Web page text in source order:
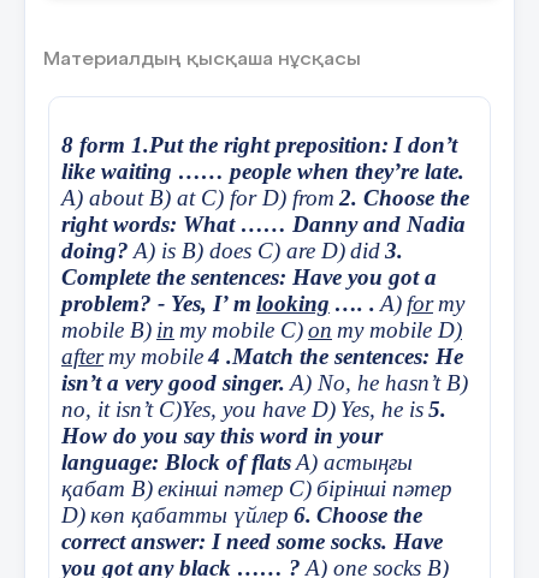
11 слайд
Play computer games | Meet friends| Spend time
with your family| use the internet| draw pictures|
take photos| read books or magazines| watch
films| have a party| play an instrument
12 слайд
Play computer games | Meet friends| Spend time
with your family| use the internet| draw pictures|
take photos| read books or magazines| watch
films| have a party| play an instrument
Материалдың қысқаша нұсқасы
8 form 1.Put the right preposition: I don’t
like waiting …… people when they’re late.
A) about B) at C) for D) from 2. Choose the
right words: What …… Danny and Nadia
doing? A) is B) does C) are D)did3.
Complete the sentences: Have you got a
problem? - Yes, I’ m looking …. . A) formy
mobile B) in my mobile C)on my mobile D)
aftermy mobile4 .Match the sentences: He
isn’t a very good singer. A) No, he hasn’t B)
no, it isn’t C)Yes, you have D) Yes, he is5.
How do you say this word in your
language: Block of flatsA) астыңғы
қабат B)екінші пәтер C)бірінші пәтер
D)көп қабатты үйлер 6. Choose the
correct answer: I need some socks. Have
you got any black …… ? A) one socks B)